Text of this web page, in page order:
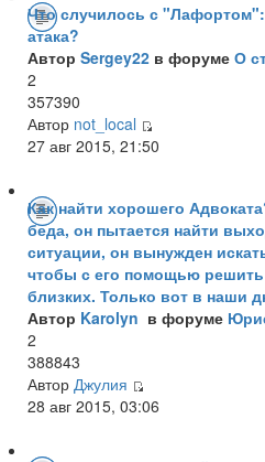
Что случилось с
атака?
Автор Sergey22 в форуме О
2
357390
Автор not_local
27 авг 2015, 21:50
Как найти хорошего
беда, он пытается найти
ситуации, он вынужден
чтобы с его помощью
близких. Только вот в наши
Автор Karolyn в форуме
2
388843
Автор Джулия
28 авг 2015, 03:06